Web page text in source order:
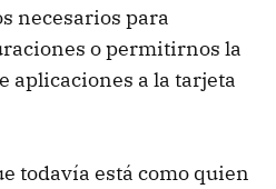
necesarios para
o permitirnos la
aplicaciones a la tarjeta
todavía está como quien